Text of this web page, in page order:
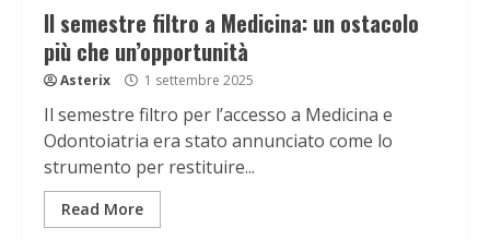
Il semestre filtro a Medicina: un ostacolo
più che un’opportunità
Asterix 1 settembre 2025
Il semestre filtro per l’accesso a Medicina e
Odontoiatria era stato annunciato come lo
strumento per restituire...
Read More